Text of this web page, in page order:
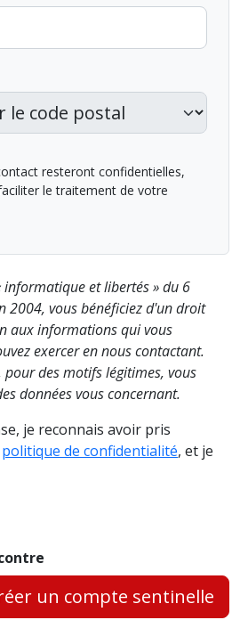
resteront confidentielles,
le traitement de votre
et libertés » du 6
2004, vous bénéficiez d'un droit
aux informations qui vous
exercer en nous contactant.
pour des motifs légitimes, vous
données vous concernant.
je reconnais avoir pris
politique de confidentialité, et je
un compte sentinelle